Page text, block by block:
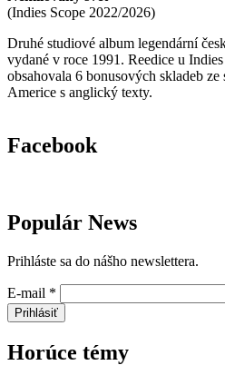
(Indies Scope 2022/2026)
Druhé studiové album legendární
vydané v roce 1991. Reedice u
obsahovala 6 bonusových skladeb
Americe s anglický texty.
Facebook
Populár News
Prihláste sa do nášho newslettera.
E-mail *
Prihlásiť
Horúce témy